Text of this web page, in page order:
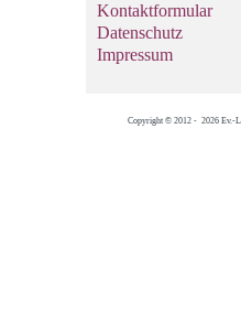
Kontaktformular
Datenschutz
Impressum
Copyright © 2012 - 2026 Ev.-